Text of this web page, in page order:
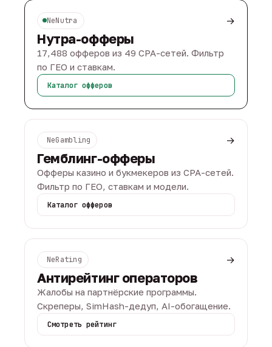
NeNutra →
Нутра-офферы
17,488 офферов из 49 CPA-сетей. Фильтр
по ГЕО и ставкам.
Каталог офферов
NeGambling →
Гемблинг-офферы
Офферы казино и букмекеров из CPA-сетей.
Фильтр по ГЕО, ставкам и модели.
Каталог офферов
NeRating →
Антирейтинг операторов
Жалобы на партнёрские программы.
Скреперы, SimHash-дедуп, AI-обогащение.
Смотреть рейтинг